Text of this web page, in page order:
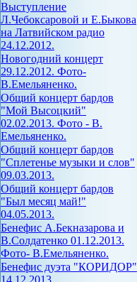
Выступление
Л.Чебоксаровой и Е.Быкова
на Латвийском радио
24.12.2012.
Новогодний концерт
29.12.2012. Фото-
В.Емельяненко.
Общий концерт бардов
"Мой Высоцкий"
02.02.2013. Фото - В.
Емельяненко.
Общий концерт бардов
"Сплетенье музыки и слов"
09.03.2013.
Общий концерт бардов
"Был месяц май!"
04.05.2013.
Бенефис А.Бекназарова и
В.Солдатенко 01.12.2013.
Фото- В.Емельяненко.
Бенефис дуэта "КОРИДОР"
14.12.2013.